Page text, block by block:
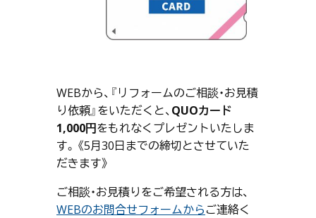
WEBから、『リフォームのご相談・お見積
り依頼』をいただくと、QUOカード
1,000円をもれなくプレゼントいたしま
す。《5月30日までの締切とさせていた
だきます》
ご相談・お見積りをご希望される方は、
WEBのお問合せフォームからご連絡く